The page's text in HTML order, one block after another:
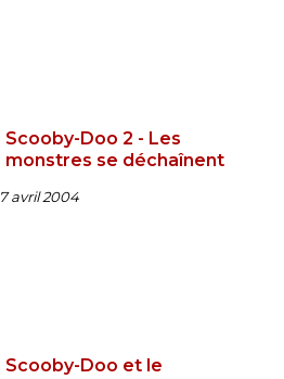
Scooby-Doo 2 - Les
monstres se déchaînent
7 avril 2004
Scooby-Doo et le